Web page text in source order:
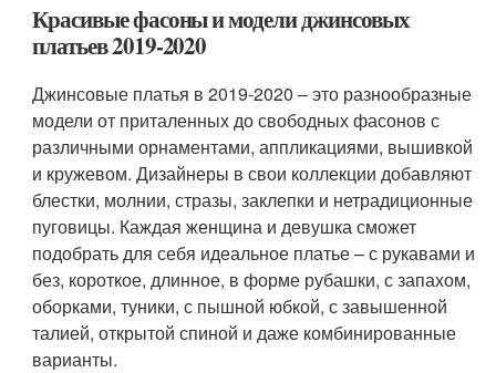
Красивые фасоны и модели джинсовых
платьев 2019-2020
Джинсовые платья в 2019-2020 – это разнообразные
модели от приталенных до свободных фасонов с
различными орнаментами, аппликациями, вышивкой
и кружевом. Дизайнеры в свои коллекции добавляют
блестки, молнии, стразы, заклепки и нетрадиционные
пуговицы. Каждая женщина и девушка сможет
подобрать для себя идеальное платье – с рукавами и
без, короткое, длинное, в форме рубашки, с запахом,
оборками, туники, с пышной юбкой, с завышенной
талией, открытой спиной и даже комбинированные
варианты.